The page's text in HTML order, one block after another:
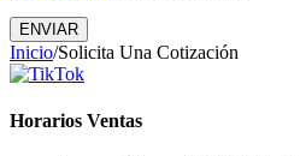
Inicio/Solicita Una Cotización
Horarios Ventas